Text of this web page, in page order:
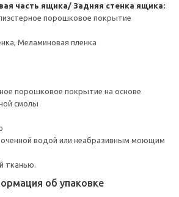
часть ящика/ Задняя стенка ящика:
порошковое покрытие
Меламиновая пленка
порошковое покрытие на основе
смолы
водой или неабразивным моющим
тканью.
об упаковке